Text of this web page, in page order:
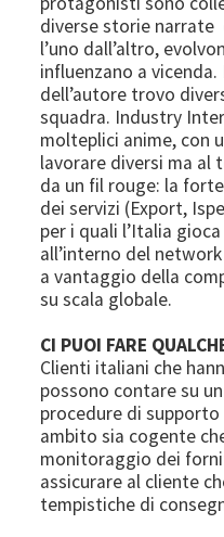
diverse storie narrate
l’uno dall’altro,
influenzano a
dell’autore trovo
squadra. Industry
molteplici anime, con
lavorare diversi ma al
da un fil rouge: la
dei servizi (Export,
per i quali l’Italia
all’interno del
a vantaggio della
su scala globale.
CI PUOI FARE
Clienti italiani che
possono contare su
procedure di supporto
ambito sia cogente
monitoraggio dei
assicurare al cliente
tempistiche di